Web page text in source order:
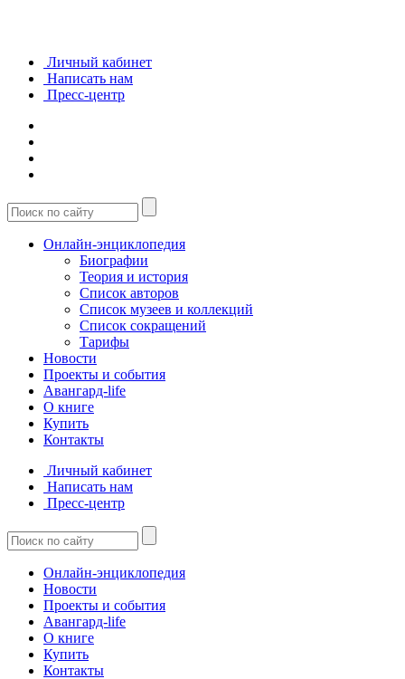
Личный кабинет
Написать нам
Пресс-центр
Онлайн-энциклопедия
Биографии
Теория и история
Список авторов
Список музеев и коллекций
Список сокращений
Тарифы
Новости
Проекты и события
Авангард-life
О книге
Купить
Контакты
Личный кабинет
Написать нам
Пресс-центр
Онлайн-энциклопедия
Новости
Проекты и события
Авангард-life
О книге
Купить
Контакты